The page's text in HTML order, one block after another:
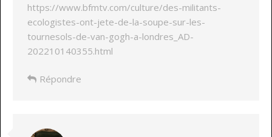
https://www.bfmtv.com/culture/des-militants-
ecologistes-ont-jete-de-la-soupe-sur-les-
tournesols-de-van-gogh-a-londres_AD-
202210140355.html
Répondre